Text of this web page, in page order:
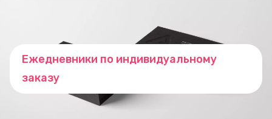
Ежедневники по индивидуальному
заказу